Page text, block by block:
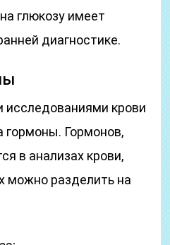
глюкозу имеет
диагностике.
крови
гормоны. Гормонов,
в анализах крови,
можно разделить на